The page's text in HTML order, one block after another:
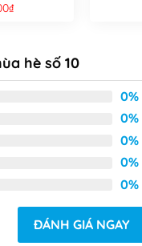
₫
hè số 10
0%
0%
0%
0%
0%
ĐÁNH GIÁ NGAY